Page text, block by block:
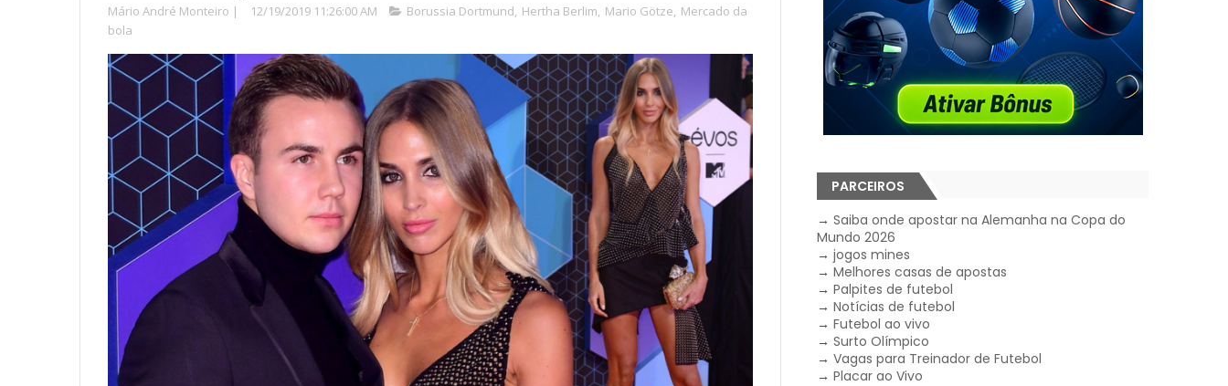
Mário André Monteiro | 12/19/2019 11:26:00 AM Borussia Dortmund, Hertha Berlim, Mario Götze, Mercado da
bola
PARCEIROS
→Saiba onde apostar na Alemanha na Copa do
Mundo 2026
→jogos mines
→Melhores casas de apostas
→Palpites de futebol
→Notícias de futebol
→Futebol ao vivo
→Surto Olímpico
→Vagas para Treinador de Futebol
→Placar ao Vivo